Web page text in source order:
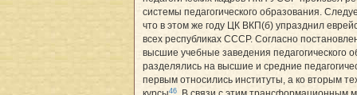
системы педагогического образования.
что в этом же году ЦК ВКП(б) упразднил
всех республиках СССР. Согласно
высшие учебные заведения педагогического
разделялись на высшие и средние
первым относились институты, а ко вторым
46